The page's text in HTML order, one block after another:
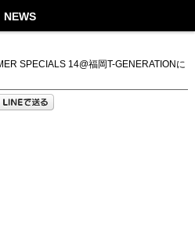
NEWS
SPECIALS 14@福岡T-GENERATIONに